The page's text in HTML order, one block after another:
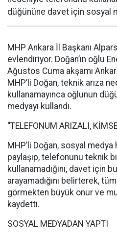
düğününe davet için sosyal
MHP Ankara İl Başkanı
evlendiriyor. Doğan’ın oğlu
Ağustos Cuma akşamı
MHP’li Doğan, teknik arıza
kullanamayınca oğlunun
medyayı kullandı.
“TELEFONUM ARIZALI,
MHP’li Doğan, sosyal
paylaşıp, telefonunu teknik
kullanamadığını, davet için
arayamadığını belirterek,
görmekten büyük onur ve
kaydetti.
SOSYAL MEDYADAN YAPTI